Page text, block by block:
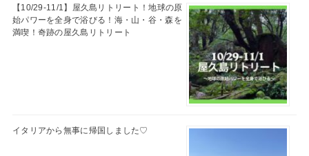
【10/29-11/1】屋久島リトリート！地球の原
始パワーを全身で浴びる！海・山・谷・森を
満喫！奇跡の屋久島リトリート
イタリアから無事に帰国しました♡